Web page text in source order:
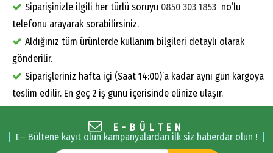
Siparişinizle ilgili her türlü soruyu 0850 303 1853 no’lu
telefonu arayarak sorabilirsiniz.
Aldığınız tüm ürünlerde kullanım bilgileri detaylı olarak
gönderilir.
Siparişleriniz hafta içi (Saat 14:00)’a kadar aynı gün kargoya
teslim edilir. En geç 2 iş günü içerisinde elinize ulaşır.
E-BÜLTEN
E– Bültene kayıt olun kampanyalardan ilk siz haberdar olun !